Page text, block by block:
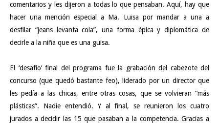
comentarios y les dijeron a todas lo que pensaban. Aquí, hay que
hacer una mención especial a Ma. Luisa por mandar a una a
desfilar “jeans levanta cola”, una forma épica y diplomática de
decirle a la niña que es una guisa.
El ‘desafío’ final del programa fue la grabación del cabezote del
concurso (que quedó bastante feo), liderado por un director que
les pedía a las chicas, entre otras cosas, que se volvieran “más
plásticas”. Nadie entendió. Y al final, se reunieron los cuatro
jurados a decidir las 15 que pasaban a la competencia. Gracias a